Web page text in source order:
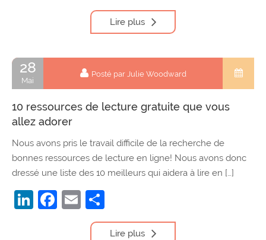
Lire plus
28
Mai
Posté par Julie Woodward
10 ressources de lecture gratuite que vous
allez adorer
Nous avons pris le travail difficile de la recherche de
bonnes ressources de lecture en ligne! Nous avons donc
dressé une liste des 10 meilleurs qui aidera à lire en […]
LinkedIn
Facebook
Email
Lire plus